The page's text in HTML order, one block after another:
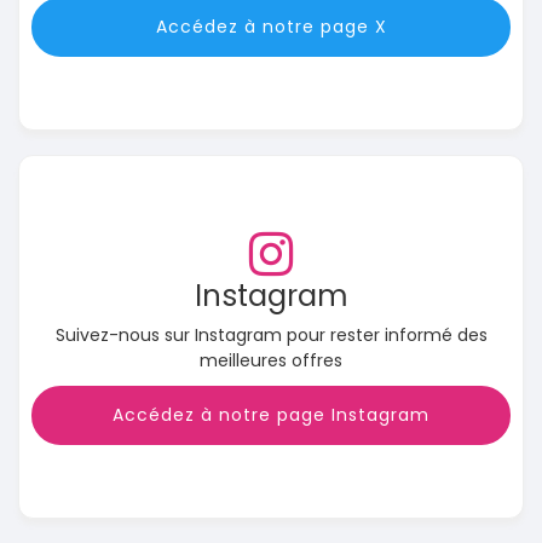
Accédez à notre page X
Instagram
Suivez-nous sur Instagram pour rester informé des
meilleures offres
Accédez à notre page Instagram